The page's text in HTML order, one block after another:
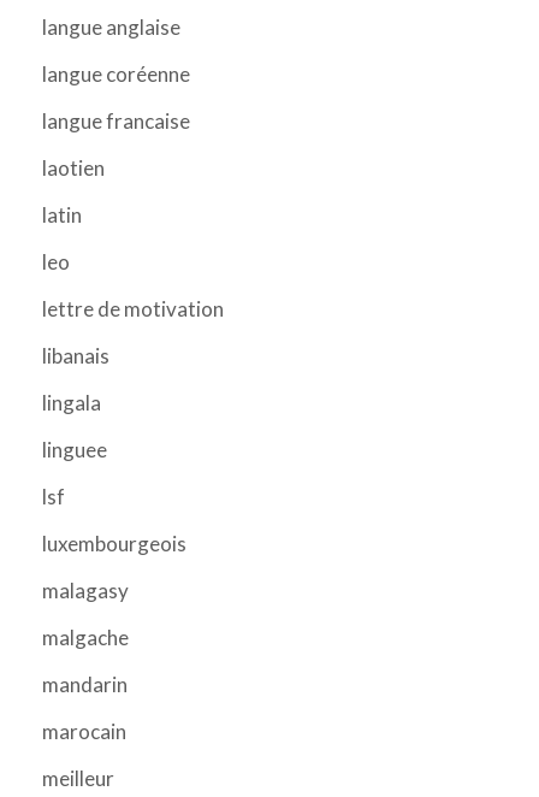
langue anglaise
langue coréenne
langue francaise
laotien
latin
leo
lettre de motivation
libanais
lingala
linguee
lsf
luxembourgeois
malagasy
malgache
mandarin
marocain
meilleur